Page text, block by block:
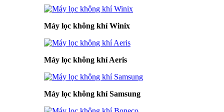
Máy lọc không khí Winix
Máy lọc không khí Aeris
Máy lọc không khí Samsung